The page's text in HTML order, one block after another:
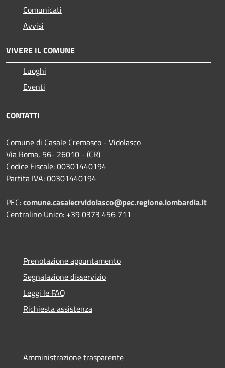
Comunicati
Avvisi
VIVERE IL COMUNE
Luoghi
Eventi
CONTATTI
Comune di Casale Cremasco - Vidolasco
Via Roma, 56- 26010 - (CR)
Codice Fiscale: 00301440194
Partita IVA: 00301440194
PEC:comune.casalecrvidolasco@pec.regione.lombardia.it
Centralino Unico: +39 0373 456 711
Prenotazione appuntamento
Segnalazione disservizio
Leggi le FAQ
Richiesta assistenza
Amministrazione trasparente